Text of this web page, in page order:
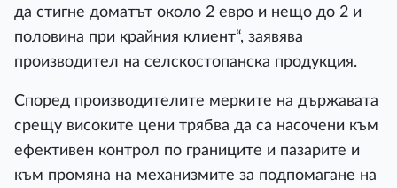
да стигне доматът около 2 евро и нещо до 2 и
половина при крайния клиент“, заявява
производител на селскостопанска продукция.
Според производителите мерките на държавата
срещу високите цени трябва да са насочени към
ефективен контрол по границите и пазарите и
към промяна на механизмите за подпомагане на